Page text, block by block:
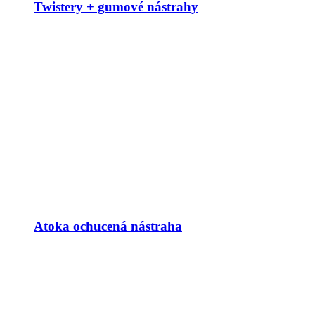
Twistery + gumové nástrahy
Atoka ochucená nástraha